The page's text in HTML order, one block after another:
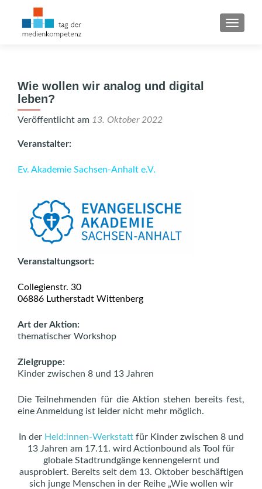
Wie wollen wir analog und digital
leben?
Veröffentlicht am 13. Oktober 2022
Veranstalter:
Ev. Akademie Sachsen-Anhalt e.V.
Veranstaltungsort:
Collegienstr. 30
06886 Lutherstadt Wittenberg
Art der Aktion:
thematischer Workshop
Zielgruppe:
Kinder zwischen 8 und 13 Jahren
Die Teilnehmenden für die Aktion stehen bereits fest,
eine Anmeldung ist leider nicht mehr möglich.
In der Held:innen-Werkstattfür Kinder zwischen 8 und
13 Jahren am 17.11. wird Actionbound als Tool für
globale Stadtrundgänge kennengelernt und
ausprobiert. Bereits seit dem 13. Oktober beschäftigen
sich junge Menschen in der Reihe „Wie wollen wir